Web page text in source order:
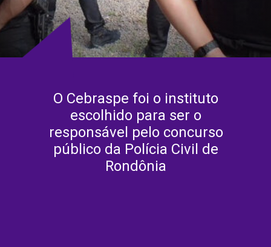
O Cebraspe foi o instituto
escolhido para ser o
responsável pelo concurso
público da Polícia Civil de
Rondônia